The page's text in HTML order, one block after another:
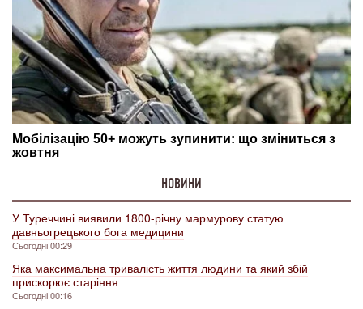
НОВИНИ
У Туреччині виявили 1800-річну мармурову статую
давньогрецького бога медицини
Сьогодні 00:29
Яка максимальна тривалість життя людини та який збій
прискорює старіння
Сьогодні 00:16